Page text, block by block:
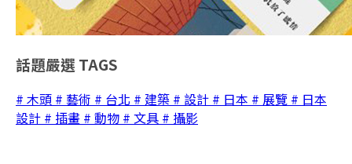
話題嚴選 TAGS
# 木頭 # 藝術 # 台北 # 建築 # 設計 # 日本 # 展覽 # 日本
設計 # 插畫 # 動物 # 文具 # 攝影